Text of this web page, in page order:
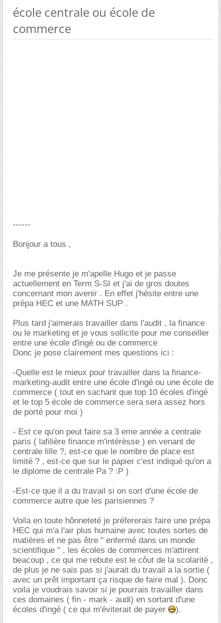
école centrale ou école de
commerce
------
Bonjour a tous ,
Je me présente je m'apelle Hugo et je passe
actuellement en Term S-SI et j'ai de gros doutes
concernant mon avenir . En effet j'hésite entre une
prépa HEC et une MATH SUP .
Plus tard j'aimerais travailler dans l'audit , la finance
ou le marketing et je vous sollicite pour me conseiller
entre une école d'ingé ou de commerce
Donc je pose clairement mes questions ici :
-Quelle est le mieux pour travailler dans la finance-
marketing-audit entre une école d'ingé ou une école de
commerce ( tout en sachant que top 10 écoles d'ingé
et le top 5 école de commerce sera sera assez hors
de porté pour moi )
- Est ce qu'on peut faire sa 3 eme année a centrale
paris ( lafilière finance m'intérèsse ) en venant de
centrale lille ?, est-ce que le nombre de place est
limité ? , est-ce que sur le papier c'est indiqué qu'on a
le diplome de centrale Pa ? :P )
-Est-ce que il a du travail si on sort d'une école de
commerce autre que les parisiennes ?
Voila en toute hônneteté je préfererais faire une prépa
HEC qui m'a l'air plus humaine avec toutes sortes de
matières et ne pas être " enfermé dans un monde
scientifique " , les écoles de commerces m'attirent
beacoup , ce qui me rebute est le côut de la scolarité ,
de plus je ne sais pas si j'aurait du travail a la sortie (
avec un prêt important ça risque de faire mal ). Donc
voila je voudrais savoir si je pourrais travailler dans
ces domaines ( fin - mark - audi) en sortant d'une
écoles d'ingé ( ce qui m'éviterait de payer
).